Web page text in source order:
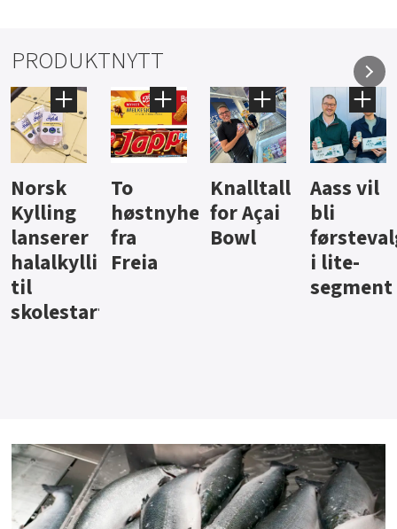
PRODUKTNYTT
Knalltall
for Açai
Bowl
Aass vil
bli
førstevalg
i lite-
Brus og
jus fra
Berentsen
Hard
iste fra
Hansa